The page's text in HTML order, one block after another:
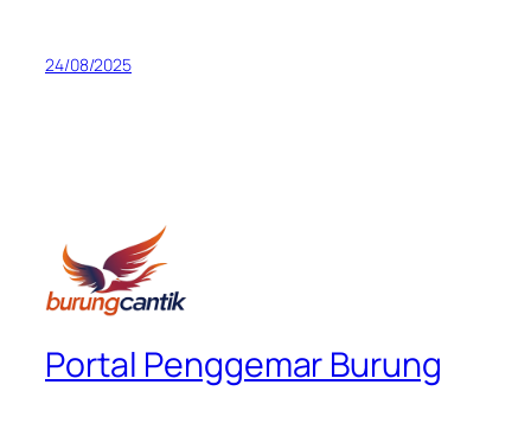
24/08/2025
Portal Penggemar Burung